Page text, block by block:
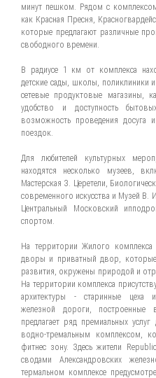
минут пешком. Рядом с
как Красная Пресня,
которые предлагают различные
свободного времени.
В радиусе 1 км от комплекса
детские сады, школы, поликлиники
сетевые продуктовые магазины,
удобство и доступность
возможность проведения досуга
поездок.
Для любителей культурных
находятся несколько музеев,
Мастерская З. Церетели,
современного искусства и Музей В.
Центральный Московский
спортом.
На территории Жилого
дворы и приватный двор, которые
развития, окружены природой и
На территории комплекса
архитектуры - старинные цеха
железной дороги, построенные
предлагает ряд премиальных
водно-тремальным комплексом,
фитнес зону. Здесь жители
сводами Александровских
термальном комплексе